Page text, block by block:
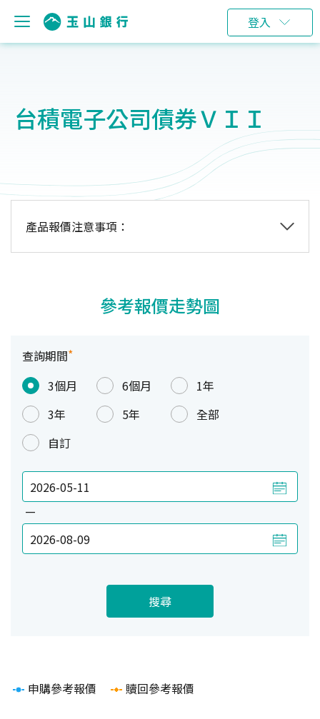
登入
台積電子公司債券ＶＩＩ
產品報價注意事項：
參考報價走勢圖
查詢期間*
3個月
6個月
1年
3年
5年
全部
自訂
—
搜尋
Line chart with 2 lines.
申購參考報價 贖回參考報價